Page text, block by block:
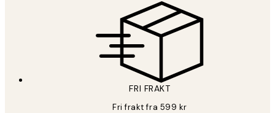
FRI FRAKT
Fri frakt fra 599 kr